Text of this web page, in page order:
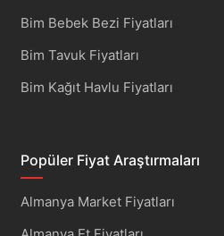
Bim Bebek Bezi Fiyatları
Bim Tavuk Fiyatları
Bim Kağıt Havlu Fiyatları
Popüler Fiyat Araştırmaları
Almanya Market Fiyatları